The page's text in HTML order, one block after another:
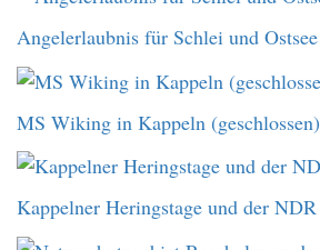
Angelerlaubnis für Schlei und Ostsee
MS Wiking in Kappeln (geschlossen)
Kappelner Heringstage und der NDR